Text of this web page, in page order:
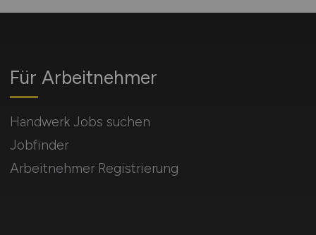
Für Arbeitnehmer
Handwerk Jobs suchen
Jobfinder
Arbeitnehmer Registrierung